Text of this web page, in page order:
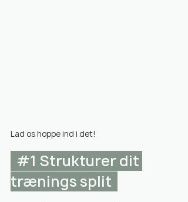
Lad os hoppe ind i det!
#1 Strukturer dit
trænings split